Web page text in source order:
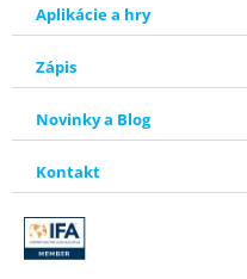
Aplikácie a hry
Zápis
Novinky a Blog
Kontakt